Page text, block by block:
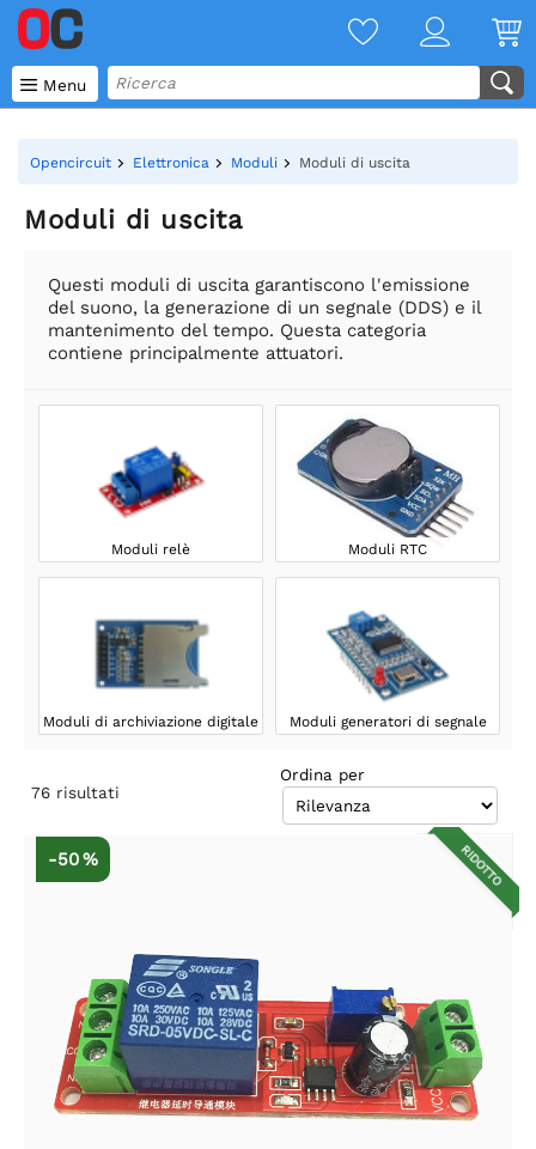
 Menu
Opencircuit Elettronica Moduli Moduli di uscita
Moduli di uscita
Questi moduli di uscita garantiscono l'emissione
del suono, la generazione di un segnale (DDS) e il
mantenimento del tempo. Questa categoria
contiene principalmente attuatori.
Moduli relè Moduli RTC
Moduli di archiviazione digitale Moduli generatori di segnale
76 risultati
Ordina per
RIDOTTO
-50 %